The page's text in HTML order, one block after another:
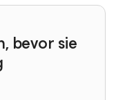
bevor sie